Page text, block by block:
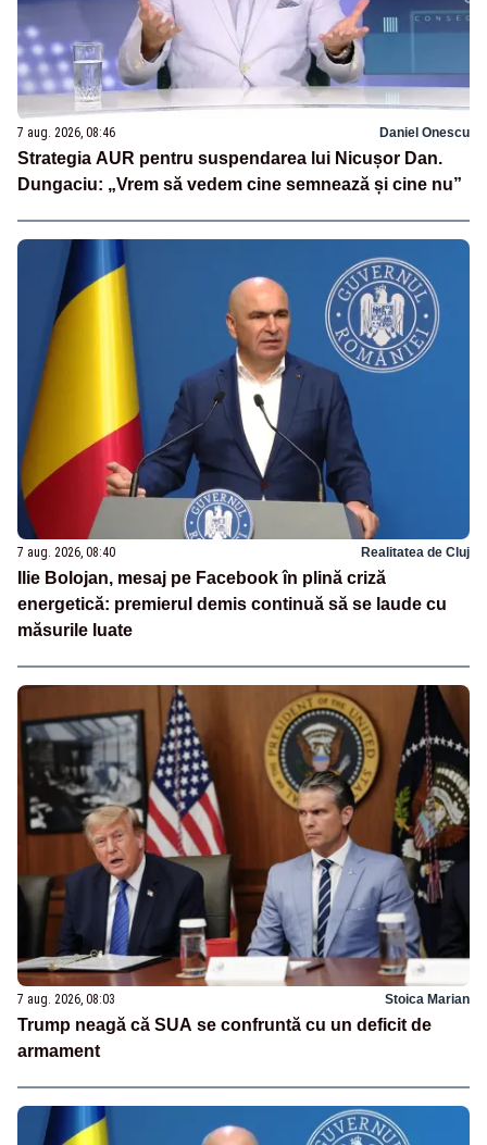
7 aug. 2026, 08:46 Daniel Onescu
Strategia AUR pentru suspendarea lui Nicușor Dan.
Dungaciu: „Vrem să vedem cine semnează și cine nu”
7 aug. 2026, 08:40 Realitatea de Cluj
Ilie Bolojan, mesaj pe Facebook în plină criză
energetică: premierul demis continuă să se laude cu
măsurile luate
7 aug. 2026, 08:03 Stoica Marian
Trump neagă că SUA se confruntă cu un deficit de
armament